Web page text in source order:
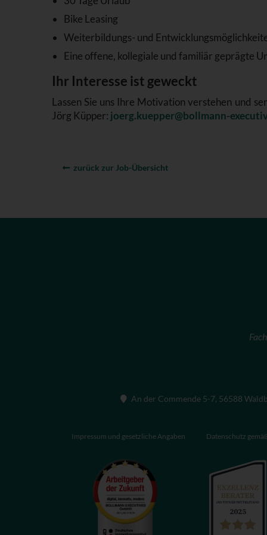
Bike Leasing
Weiterbildungs- und
Eine offene, kollegiale und familiär geprägte
Ihr Interesse ist geweckt
Lassen Sie uns Ihre Motivation verstehen und
Jörg Küpper: joerg.kuepper@bollmann-
zurück zur Job-Übersicht
An der Commende 5-7, 56588
Impressum und gesetzliche Angaben
Datenschutz